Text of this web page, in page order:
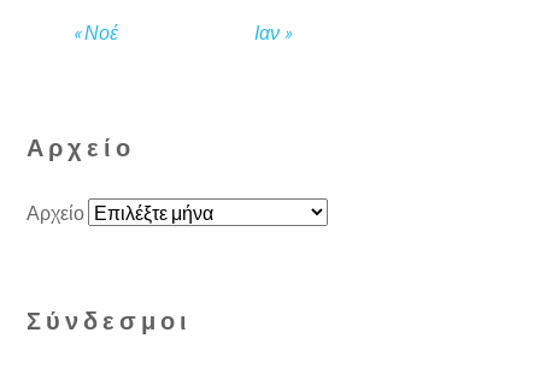
« Νοέ Ιαν »
Αρχείο
Αρχείο
Σύνδεσμοι